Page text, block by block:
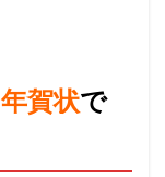
年賀状で